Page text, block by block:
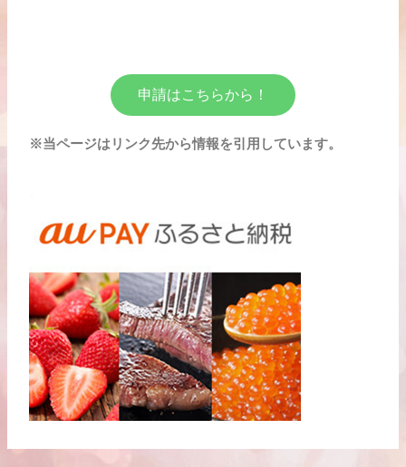
申請はこちらから！
※当ページはリンク先から情報を引用しています。